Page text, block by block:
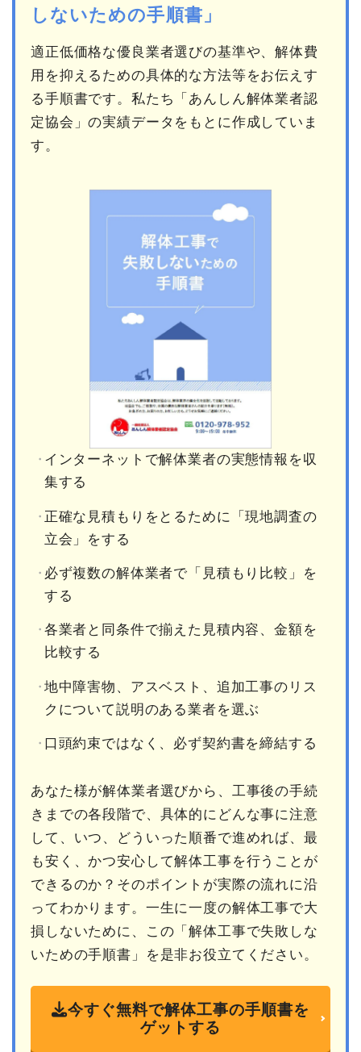
しないための手順書」
適正低価格な優良業者選びの基準や、解体費
用を抑えるための具体的な方法等をお伝えす
る手順書です。私たち「あんしん解体業者認
定協会」の実績データをもとに作成していま
す。
インターネットで解体業者の実態情報を収
集する
正確な見積もりをとるために「現地調査の
立会」をする
必ず複数の解体業者で「見積もり比較」を
する
各業者と同条件で揃えた見積内容、金額を
比較する
地中障害物、アスベスト、追加工事のリス
クについて説明のある業者を選ぶ
口頭約束ではなく、必ず契約書を締結する
あなた様が解体業者選びから、工事後の手続
きまでの各段階で、具体的にどんな事に注意
して、いつ、どういった順番で進めれば、最
も安く、かつ安心して解体工事を行うことが
できるのか？そのポイントが実際の流れに沿
ってわかります。一生に一度の解体工事で大
損しないために、この「解体工事で失敗しな
いための手順書」を是非お役立てください。
今すぐ無料で解体工事の手順書を
ゲットする